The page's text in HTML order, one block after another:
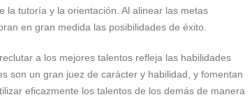
la tutoría y la orientación. Al alinear las metas
en gran medida las posibilidades de éxito.
a los mejores talentos refleja las habilidades
son un gran juez de carácter y habilidad, y fomentan
eficazmente los talentos de los demás de manera